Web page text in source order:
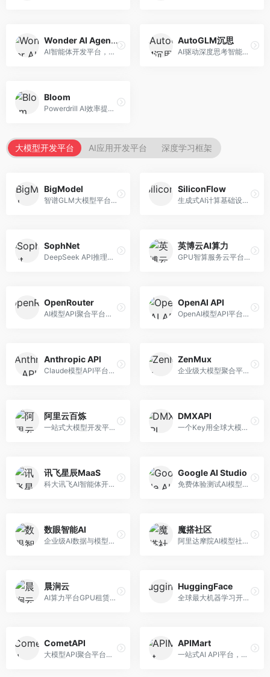
Wonder AI Agents
AI智能体开发平台，专注于低代码智能体创建。面向开发者，提供可视化开发、模板库、部署服务等功能，开发门槛低。
AutoGLM沉思
AI驱动深度思考智能体，专注于复杂推理任务。面向高级用户，提供深度分析、逻辑推理、决策支持等服务，推理能力强。
Bloom
Powerdrill AI效率提升平台，专注于企业智能化。面向企业用户，提供智能体创建、流程自动化、数据分析等服务，企业效率提升显著。
大模型开发平台 AI应用开发平台 深度学习框架
BigModel
智谱GLM大模型平台，提供API调用与模型服务。面向开发者和企业用户，提供GLM系列模型API、微调服务、应用开发工具等，开源生态完善。
SiliconFlow
生成式AI计算基础设施平台，专注于模型推理服务。面向开发者和企业，提供多模型API、高性能推理、成本优化等服务，推理性价比高。
SophNet
DeepSeek API推理平台，专注于DeepSeek模型服务。面向开发者，提供DeepSeek模型API、高性能推理、低成本服务，推理效率高。
英博云AI算力
GPU智算服务云平台，专注于AI算力租赁。面向AI研究者和企业，提供GPU租赁、模型训练、推理服务等，算力资源丰富。
OpenRouter
AI模型API聚合平台，整合多种主流大模型。面向开发者，提供统一API接口、模型对比、成本优化等服务，模型选择灵活。
OpenAI API
OpenAI模型API平台，提供GPT系列模型服务。面向开发者，提供模型API、微调服务、Assistants API等，是AI开发领域的基础设施。
Anthropic API
Claude模型API平台，专注于安全可靠的AI服务。面向开发者，提供Claude系列模型API、安全特性、企业级服务等，API质量高。
ZenMux
企业级大模型聚合平台，专注于企业AI服务。面向企业用户，提供多模型管理、安全合规、成本优化等服务，企业级功能完善。
阿里云百炼
一站式大模型开发平台，深度整合阿里云服务。面向企业开发者和AI团队，提供模型训练、微调、部署、应用开发等全流程服务，企业级功能完善。
DMXAPI
一个Key用全球大模型的聚合平台。面向开发者，提供多模型统一API、简化接入、成本控制等服务，接入便捷。
讯飞星辰MaaS
科大讯飞AI智能体开发平台，专注于企业级模型服务。面向企业用户，提供模型调用、智能体创建、行业解决方案等服务，中文能力突出。
Google AI Studio
免费体验测试AI模型的平台，深度整合Google生态。面向开发者和研究者，提供Gemini模型体验、API密钥管理、提示词测试等服务，免费使用。
数眼智能AI
企业级AI数据与模型服务平台，专注于数据驱动AI。面向企业用户，提供数据管理、模型训练、部署服务等，数据治理能力强。
魔搭社区
阿里达摩院AI模型社区，专注于中文AI生态。面向中文开发者，提供开源模型、数据集、开发工具等资源，中文模型丰富。
晨涧云
AI算力平台GPU租赁服务，专注于弹性算力。面向开发者和研究者，提供GPU租赁、弹性调度、成本优化等服务，算力灵活。
HuggingFace
全球最大机器学习开源社区，整合模型库与开发工具。面向AI研究者和开发者，提供开源模型、数据集、开发工具等资源，开源生态最完善。
CometAPI
大模型API聚合平台，整合多种AI模型服务。面向开发者，提供统一接口、模型切换、监控分析等服务，API管理便捷。
APIMart
一站式AI API平台，整合多种AI服务。面向开发者，提供模型API、图像处理、语音识别等服务，API种类丰富。